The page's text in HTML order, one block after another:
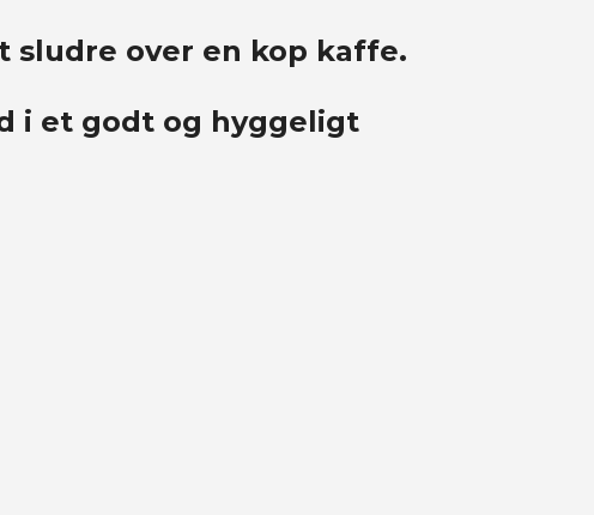
sludre over en kop kaffe.
i et godt og hyggeligt